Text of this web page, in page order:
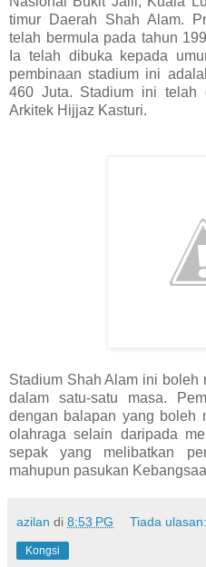
timur Daerah Shah Alam.
telah bermula pada tahun
Ia telah dibuka kepada
pembinaan stadium ini
460 Juta. Stadium ini telah
Arkitek Hijjaz Kasturi.
Stadium Shah Alam ini boleh
dalam satu-satu masa.
dengan balapan yang boleh
olahraga selain daripada
sepak yang melibatkan
mahupun pasukan
azilan di 8:53 PG Tiada ulasan:
Kongsi